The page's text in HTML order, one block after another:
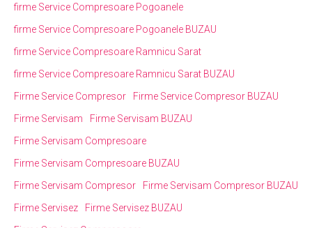
firme Service Compresoare Pogoanele
firme Service Compresoare Pogoanele BUZAU
firme Service Compresoare Ramnicu Sarat
firme Service Compresoare Ramnicu Sarat BUZAU
Firme Service Compresor
Firme Service Compresor BUZAU
Firme Servisam
Firme Servisam BUZAU
Firme Servisam Compresoare
Firme Servisam Compresoare BUZAU
Firme Servisam Compresor
Firme Servisam Compresor BUZAU
Firme Servisez
Firme Servisez BUZAU